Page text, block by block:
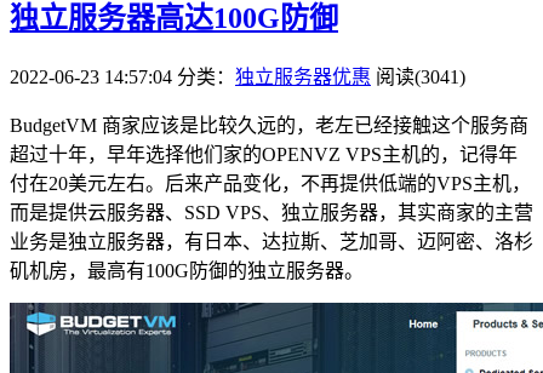
独立服务器高达100G防御
2022-06-23 14:57:04 分类： 独立服务器优惠 阅读(3041)
BudgetVM 商家应该是比较久远的，老左已经接触这个服务商
超过十年，早年选择他们家的OPENVZ VPS主机的，记得年
付在20美元左右。后来产品变化，不再提供低端的VPS主机，
而是提供云服务器、SSD VPS、独立服务器，其实商家的主营
业务是独立服务器，有日本、达拉斯、芝加哥、迈阿密、洛杉
矶机房，最高有100G防御的独立服务器。